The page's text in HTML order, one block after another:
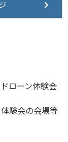
ローン体験会
験会の会場等